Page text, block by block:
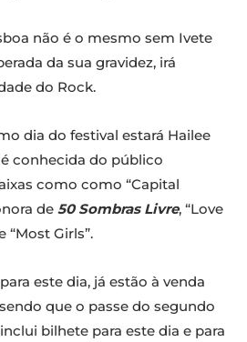
não é o mesmo sem Ivete
da sua gravidez, irá
do Rock.
dia do festival estará Hailee
conhecida do público
como como “Capital
de 50 Sombras Livre, “Love
“Most Girls”.
este dia, já estão à venda
que o passe do segundo
bilhete para este dia e para